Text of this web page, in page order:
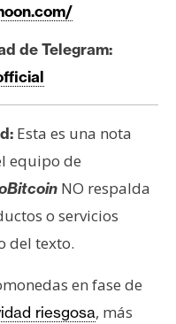
de Telegram:
Esta es una nota
equipo de
NO respalda
o servicios
del texto.
en fase de
riesgosa, más